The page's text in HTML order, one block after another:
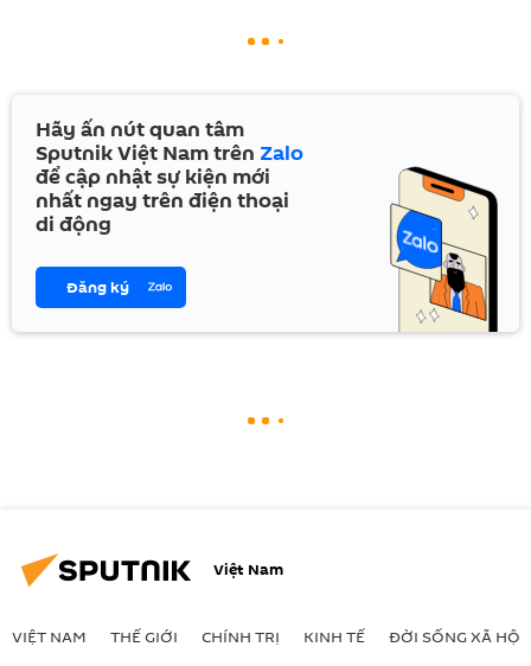
Hãy ấn nút quan tâm
Sputnik Việt Nam trên Zalo
để cập nhật sự kiện mới
nhất ngay trên điện thoại
di động
Đăng ký
Việt Nam
VIỆT NAM THẾ GIỚI CHÍNH TRỊ KINH TẾ ĐỜI SỐNG XÃ HỘI